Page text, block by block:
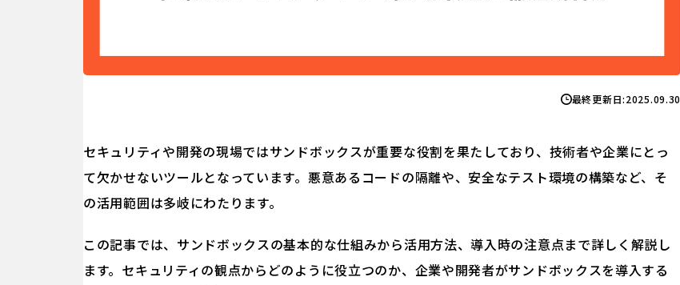
最終更新日:2025.09.30
セキュリティや開発の現場ではサンドボックスが重要な役割を果たしており、技術者や企業にとっ
て欠かせないツールとなっています。悪意あるコードの隔離や、安全なテスト環境の構築など、そ
の活用範囲は多岐にわたります。
この記事では、サンドボックスの基本的な仕組みから活用方法、導入時の注意点まで詳しく解説し
ます。セキュリティの観点からどのように役立つのか、企業や開発者がサンドボックスを導入する